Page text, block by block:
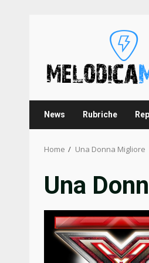
News Rubriche
Home Una Donna Migliore
Una